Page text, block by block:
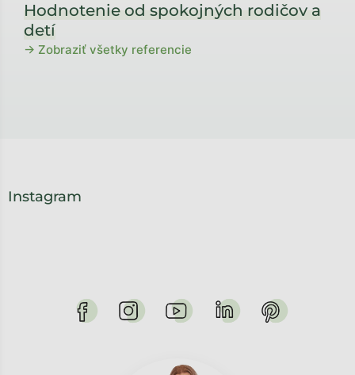
Hodnotenie od spokojných rodičov a
detí
→ Zobraziť všetky referencie
Instagram